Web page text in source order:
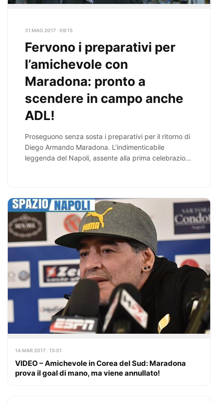
31 MAG 2017 · 09:15
Fervono i preparativi per
l’amichevole con
Maradona: pronto a
scendere in campo anche
ADL!
Proseguono senza sosta i preparativi per il ritorno di
Diego Armando Maradona. L’indimenticabile
leggenda del Napoli, assente alla prima celebrazione
14 MAR 2017 · 15:01
VIDEO – Amichevole in Corea del Sud: Maradona
prova il goal di mano, ma viene annullato!